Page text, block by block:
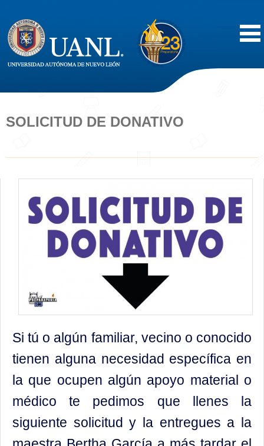
Acerca de
Vida Estudiantil
Servicios
Difusión
SOLICITUD DE DONATIVO
Si tú o algún familiar, vecino o conocido
tienen alguna necesidad específica en
la que ocupen algún apoyo material o
médico te pedimos que llenes la
siguiente solicitud y la entregues a la